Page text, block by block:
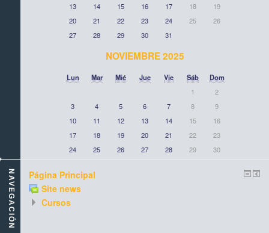
13
14 15 16 17 18
19
20
21 22 23 24 25
26
27
28 29 30 31
NOVIEMBRE 2025
Lun Mar Mié Jue Vie Sáb
Dom
1
2
3
4 5 6 7 8
9
10
11 12 13 14 15
16
17
18 19 20 21 22
23
24
25 26 27 28 29 30
NAVEGACIÓN
Página Principal
Site news
Cursos